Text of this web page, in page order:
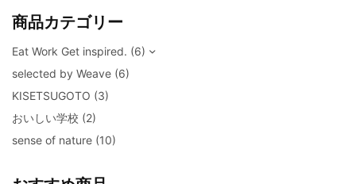
商品カテゴリー
Eat Work Get inspired. (6)
selected by Weave (6)
KISETSUGOTO (3)
おいしい学校 (2)
sense of nature (10)